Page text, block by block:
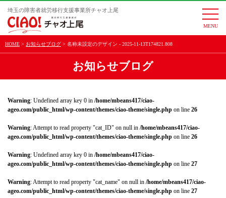
埼玉の障害者就労移行支援事業所チャオ上尾
HOME お知らせブログ 名称未設定のデザイン - 2025-11-13T174821.808
お知らせブログ
Warning: Undefined array key 0 in /home/mbeans417/ciao-
ageo.com/public_html/wp-content/themes/ciao-theme/single.php on line 26
Warning: Attempt to read property "cat_ID" on null in /home/mbeans417/ciao-
ageo.com/public_html/wp-content/themes/ciao-theme/single.php on line 26
Warning: Undefined array key 0 in /home/mbeans417/ciao-
ageo.com/public_html/wp-content/themes/ciao-theme/single.php on line 27
Warning: Attempt to read property "cat_name" on null in /home/mbeans417/ciao-
ageo.com/public_html/wp-content/themes/ciao-theme/single.php on line 27